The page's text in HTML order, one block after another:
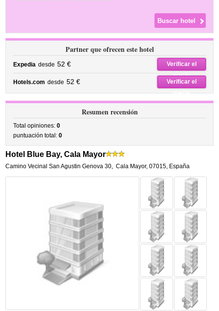
Partner que ofrecen este hotel
Expedia desde 52 €
Verificar el
precio
Hotels.com desde 52 €
Verificar el
precio
Resumen recensión
Total opiniones:0
puntuación total:0
Hotel Blue Bay, Cala Mayor
Camino Vecinal San Agustin Genova 30, Cala Mayor,07015, España